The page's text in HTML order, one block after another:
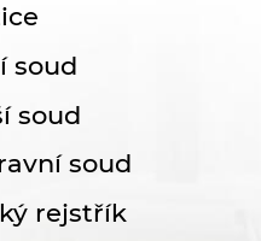
soud
soud
soud
rejstřík